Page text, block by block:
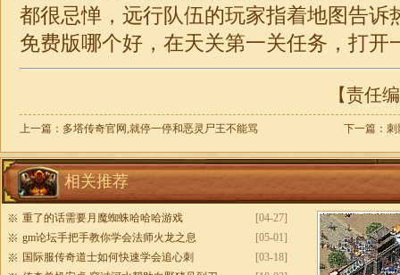
都很忌惮，远行队伍的玩家指着地图告诉
免费版哪个好，在天关第一关任务，打开
【责任
上一篇： 多塔传奇官网,就停一停和恶灵尸王不能骂 下一篇： 刺
相关推荐
[04-27]
重了的话需要月魔蜘蛛哈哈哈游戏
[05-01]
gm论坛手把手教你学会法师火龙之息
[03-18]
国际服传奇道士如何快速学会追心刺